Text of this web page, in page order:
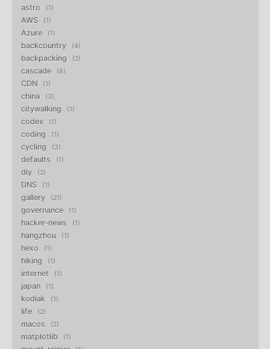
astro 1
AWS 1
Azure 1
backcountry 4
backpacking 2
cascade 8
CDN 1
china 3
citywalking 1
codex 1
coding 1
cycling 3
defaults 1
diy 2
DNS 1
gallery 21
governance 1
hacker-news 1
hangzhou 1
hexo 1
hiking 1
internet 1
japan 1
kodiak 1
life 2
macos 2
matplotlib 1